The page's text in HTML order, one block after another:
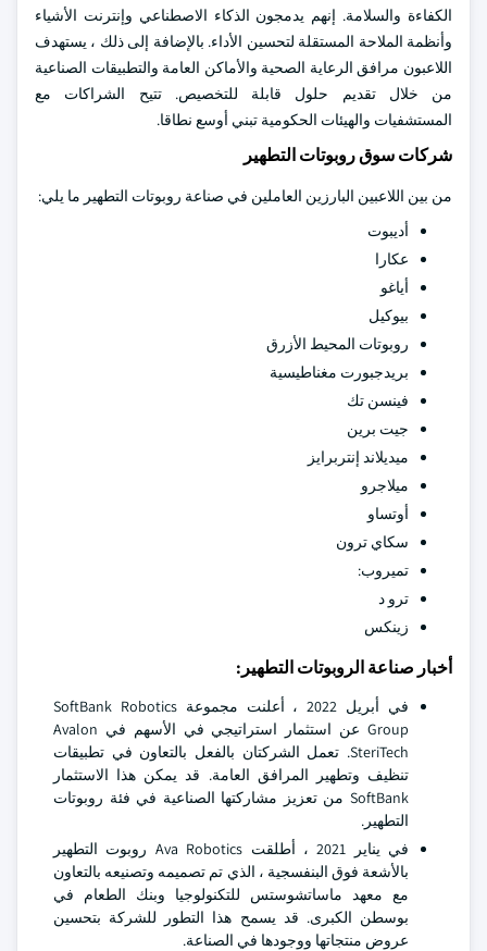
الكفاءة والسلامة. إنهم يدمجون الذكاء الاصطناعي وإنترنت الأشياء
وأنظمة الملاحة المستقلة لتحسين الأداء. بالإضافة إلى ذلك ، يستهدف
اللاعبون مرافق الرعاية الصحية والأماكن العامة والتطبيقات الصناعية
من خلال تقديم حلول قابلة للتخصيص. تتيح الشراكات مع
المستشفيات والهيئات الحكومية تبني أوسع نطاقا.
شركات سوق روبوتات التطهير
من بين اللاعبين البارزين العاملين في صناعة روبوتات التطهير ما يلي:
أديبوت
عكارا
أياغو
بيوكيل
روبوتات المحيط الأزرق
بريدجبورت مغناطيسية
فينسن تك
جيت برين
ميديلاند إنتربرايز
ميلاجرو
أوتساو
سكاي ترون
تميروب:
ترو د
زينكس
أخبار صناعة الروبوتات التطهير:
في أبريل 2022 ، أعلنت مجموعة SoftBank Robotics
Group عن استثمار استراتيجي في الأسهم في Avalon
SteriTech. تعمل الشركتان بالفعل بالتعاون في تطبيقات
تنظيف وتطهير المرافق العامة. قد يمكن هذا الاستثمار
SoftBank من تعزيز مشاركتها الصناعية في فئة روبوتات
التطهير.
في يناير 2021 ، أطلقت Ava Robotics روبوت التطهير
بالأشعة فوق البنفسجية ، الذي تم تصميمه وتصنيعه بالتعاون
مع معهد ماساتشوستس للتكنولوجيا وبنك الطعام في
بوسطن الكبرى. قد يسمح هذا التطور للشركة بتحسين
عروض منتجاتها ووجودها في الصناعة.